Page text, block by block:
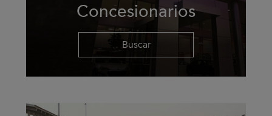
Concesionarios
Buscar